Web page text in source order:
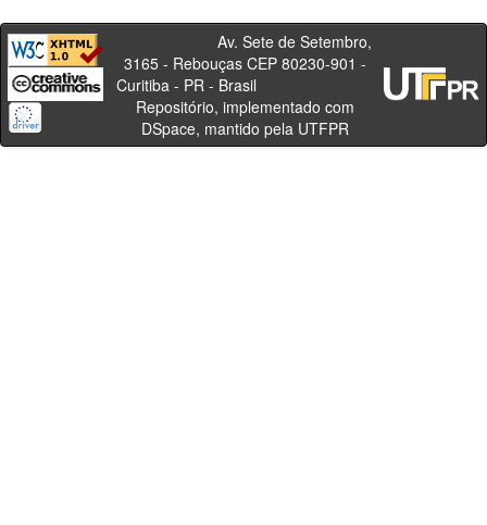
Av. Sete de Setembro,
3165 - Rebouças CEP 80230-901 -
Curitiba - PR - Brasil
Repositório, implementado com
DSpace, mantido pela UTFPR